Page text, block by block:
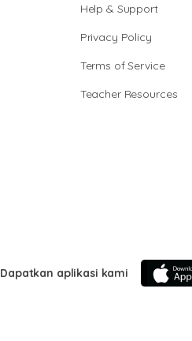
Help & Support
Privacy Policy
Terms of Service
Teacher Resources
Dapatkan aplikasi kami